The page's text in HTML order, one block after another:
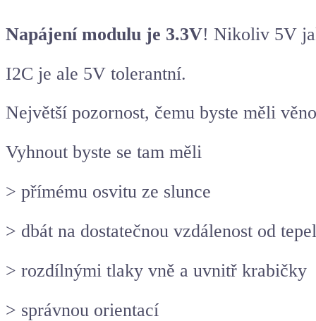
Napájení modulu je 3.3V! Nikoliv 5V
I2C je ale 5V tolerantní.
Největší pozornost, čemu byste měli
Vyhnout byste se tam měli
> přímému osvitu ze slunce
> dbát na dostatečnou vzdálenost od
> rozdílnými tlaky vně a uvnitř krabičky
> správnou orientací